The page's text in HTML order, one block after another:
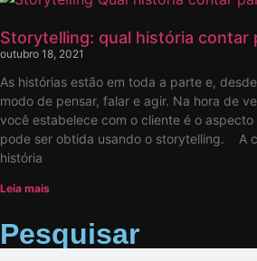
Storytelling: qual história contar
outubro 18, 2021
As histórias estão em toda a parte e,
modo de pensar, falar e agir. Na hora de
você estabelece com o cliente é o aspecto
pode ser obtida usando o storytelling. A
história
Leia mais
Pesquisar